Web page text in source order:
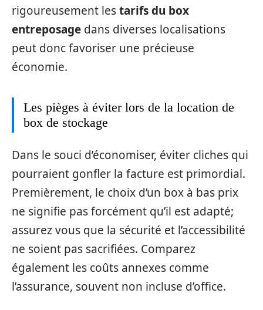
rigoureusement lestarifs du box
entreposage dans diverses localisations
peut donc favoriser une précieuse
économie.
Les pièges à éviter lors de la location de
box de stockage
Dans le souci d’économiser, éviter cliches qui
pourraient gonfler la facture est primordial.
Premièrement, le choix d’un box à bas prix
ne signifie pas forcément qu’il est adapté;
assurez vous que la sécurité et l’accessibilité
ne soient pas sacrifiées. Comparez
également les coûts annexes comme
l’assurance, souvent non incluse d’office.